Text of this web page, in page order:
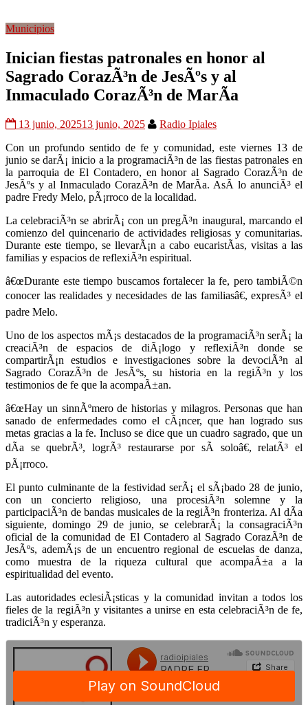
Municipios
Inician fiestas patronales en honor al
Sagrado CorazÃ³n de JesÃºs y al
Inmaculado CorazÃ³n de MarÃ­a
13 junio, 202513 junio, 2025
Radio Ipiales
Con un profundo sentido de fe y comunidad, este viernes 13 de
junio se darÃ¡ inicio a la programaciÃ³n de las fiestas patronales en
la parroquia de El Contadero, en honor al Sagrado CorazÃ³n de
JesÃºs y al Inmaculado CorazÃ³n de MarÃ­a. AsÃ­ lo anunciÃ³ el
padre Fredy Melo, pÃ¡rroco de la localidad.
La celebraciÃ³n se abrirÃ¡ con un pregÃ³n inaugural, marcando el
comienzo del quincenario de actividades religiosas y comunitarias.
Durante este tiempo, se llevarÃ¡n a cabo eucaristÃ­as, visitas a las
familias y espacios de reflexiÃ³n espiritual.
â€œDurante este tiempo buscamos fortalecer la fe, pero tambiÃ©n
conocer las realidades y necesidades de las familiasâ€, expresÃ³ el
padre Melo.
Uno de los aspectos mÃ¡s destacados de la programaciÃ³n serÃ¡ la
creaciÃ³n de espacios de diÃ¡logo y reflexiÃ³n donde se
compartirÃ¡n estudios e investigaciones sobre la devociÃ³n al
Sagrado CorazÃ³n de JesÃºs, su historia en la regiÃ³n y los
testimonios de fe que la acompaÃ±an.
â€œHay un sinnÃºmero de historias y milagros. Personas que han
sanado de enfermedades como el cÃ¡ncer, que han logrado sus
metas gracias a la fe. Incluso se dice que un cuadro sagrado, que un
dÃ­a se quebrÃ³, logrÃ³ restaurarse por sÃ­ soloâ€, relatÃ³ el
pÃ¡rroco.
El punto culminante de la festividad serÃ¡ el sÃ¡bado 28 de junio,
con un concierto religioso, una procesiÃ³n solemne y la
participaciÃ³n de bandas musicales de la regiÃ³n fronteriza. Al dÃ­a
siguiente, domingo 29 de junio, se celebrarÃ¡ la consagraciÃ³n
oficial de la comunidad de El Contadero al Sagrado CorazÃ³n de
JesÃºs, ademÃ¡s de un encuentro regional de escuelas de danza,
como muestra de la riqueza cultural que acompaÃ±a a la
espiritualidad del evento.
Las autoridades eclesiÃ¡sticas y la comunidad invitan a todos los
fieles de la regiÃ³n y visitantes a unirse en esta celebraciÃ³n de fe,
tradiciÃ³n y esperanza.